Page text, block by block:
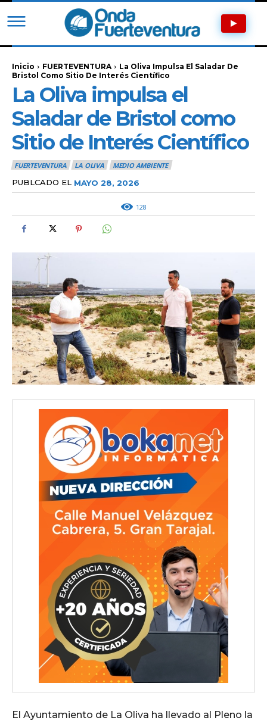
Inicio FUERTEVENTURA
La Oliva Impulsa El Saladar De
Bristol Como Sitio De Interés Científico
La Oliva impulsa el
Saladar de Bristol como
Sitio de Interés Científico
FUERTEVENTURA LA OLIVA MEDIO AMBIENTE
PUBLCADO EL MAYO 28, 2026
128
El Ayuntamiento de La Oliva ha llevado al Pleno la